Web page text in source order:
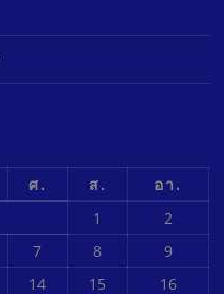
ศ. ส.
อา.
1
2
7 8
9
14 15 16